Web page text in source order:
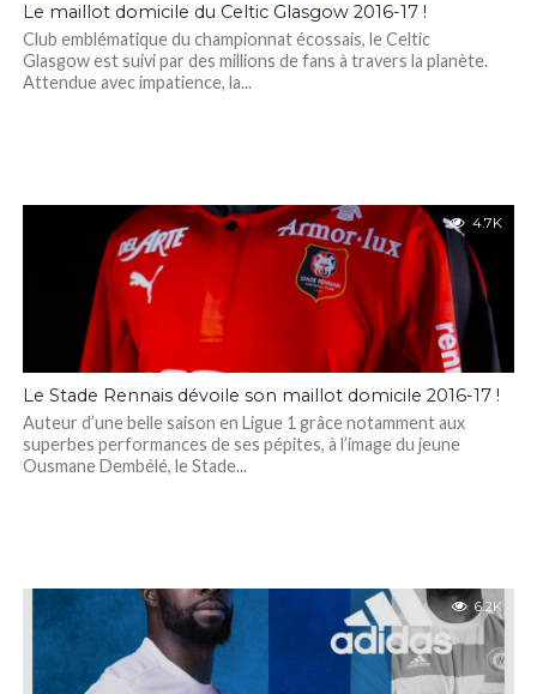
Le maillot domicile du Celtic Glasgow 2016-17 !
Club emblématique du championnat écossais, le Celtic
Glasgow est suivi par des millions de fans à travers la planète.
Attendue avec impatience, la...
4.7K
Le Stade Rennais dévoile son maillot domicile 2016-17 !
Auteur d’une belle saison en Ligue 1 grâce notamment aux
superbes performances de ses pépites, à l’image du jeune
Ousmane Dembélé, le Stade...
6.2K